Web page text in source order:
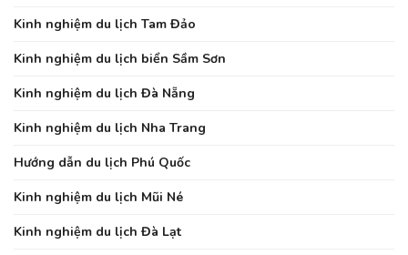
Kinh nghiệm du lịch Tam Đảo
Kinh nghiệm du lịch biển Sầm Sơn
Kinh nghiệm du lịch Đà Nẵng
Kinh nghiệm du lịch Nha Trang
Hướng dẫn du lịch Phú Quốc
Kinh nghiệm du lịch Mũi Né
Kinh nghiệm du lịch Đà Lạt